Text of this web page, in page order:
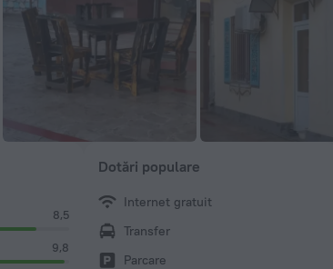
8,5
9,8
Dotări populare
Internet gratuit
Transfer
Parcare